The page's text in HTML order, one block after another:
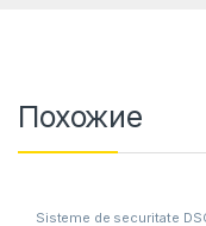
Похожие
Sisteme de securitate